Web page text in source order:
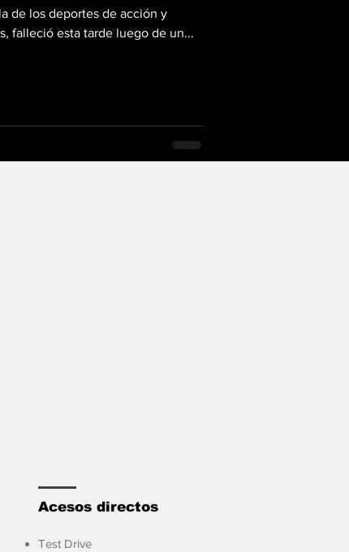
de los deportes de acción y
falleció esta tarde luego de un...
Acesos directos
Test Drive